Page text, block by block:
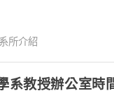
系所介紹
系教授辦公室時